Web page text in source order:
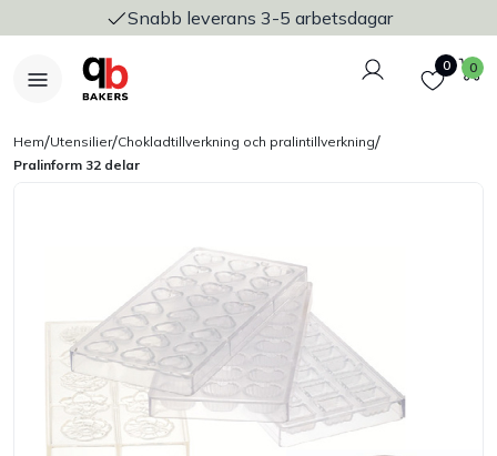
Snabb leverans 3-5 arbetsdagar
Logga in
Favoriter
0 0
Bakers Pureline
Bageriplåtar & bakformar
Stickvagnar & transport
Hem/Utensilier/Chokladtillverkning och pralintillverkning/
Pralinform 32 delar